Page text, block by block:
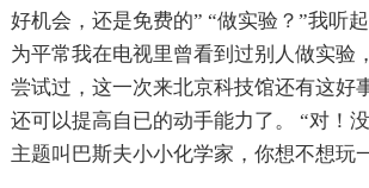
好机会，还是免费的” “做实验？”我听
为平常我在电视里曾看到过别人做实验
尝试过，这一次来北京科技馆还有这好
还可以提高自已的动手能力了。 “对！
主题叫巴斯夫小小化学家，你想不想玩